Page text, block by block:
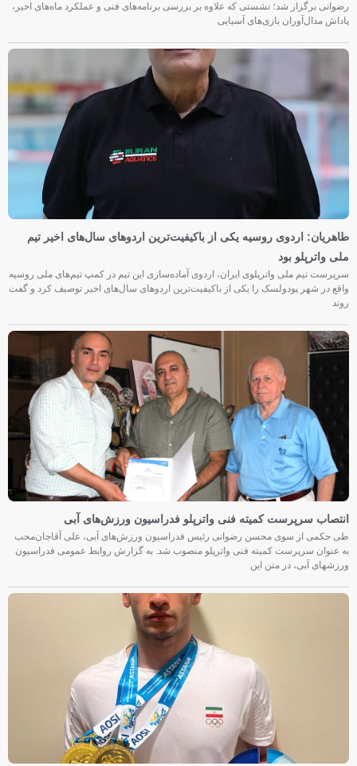
رضوانی برگزار شد؛ نشستی که علاوه بر بررسی برنامه‌های فنی و عملکرد ماه‌های اخیر،
پاداش مدال‌آوران بازی‌های آسیایی
طاهریان: اردوی روسیه یکی از باکیفیت‌ترین اردوهای سال‌های اخیر تیم
ملی واترپلو بود
سرپرست تیم ملی واترپلوی ایران، اردوی آماده‌سازی این تیم در کمپ تیم‌های ملی روسیه
واقع در شهر پودولسک را یکی از باکیفیت‌ترین اردوهای سال‌های اخیر توصیف کرد و گفت
روند
انتصاب سرپرست کمیته فنی واترپلو فدراسیون ورزش‌های آبی
طی حکمی از سوی محسن رضوانی رئیس فدراسیون ورزش‌های آبی، علی آقاجان‌محب
به عنوان سرپرست کمیته فنی واترپلو منصوب شد. به گزارش روابط عمومی فدراسیون
ورزشهای آبی، در متن این